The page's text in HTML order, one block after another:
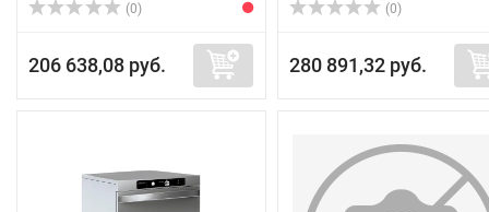
(0)
206 638,08 руб.
(0)
280 891,32 руб.